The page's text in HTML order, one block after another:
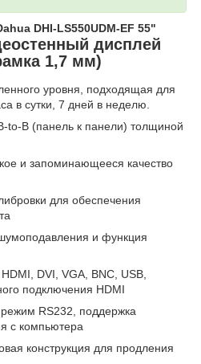
DHI-LS550UDM-EF 55"
дисплей
1,7 мм)
уровня, подходящая для
в сутки, 7 дней в неделю.
to-B (панель к панели) толщиной
и запоминающееся качество
для обеспечения
и функция
DVI, VGA, BNC, USB,
подключения HDMI
RS232, поддержка
с компьютера
конструкция для продления